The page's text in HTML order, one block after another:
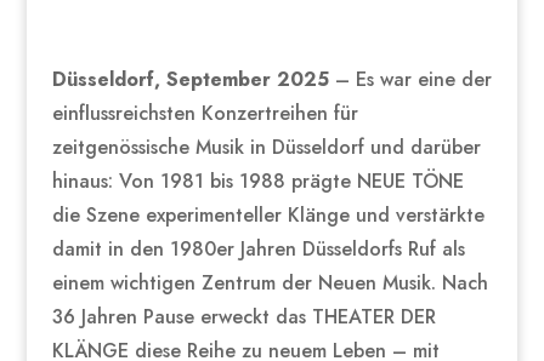
Düsseldorf, September 2025– Es war eine der
einflussreichsten Konzertreihen für
zeitgenössische Musik in Düsseldorf und darüber
hinaus: Von 1981 bis 1988 prägte NEUE TÖNE
die Szene experimenteller Klänge und verstärkte
damit in den 1980er Jahren Düsseldorfs Ruf als
einem wichtigen Zentrum der Neuen Musik. Nach
36 Jahren Pause erweckt das THEATER DER
KLÄNGE diese Reihe zu neuem Leben – mit